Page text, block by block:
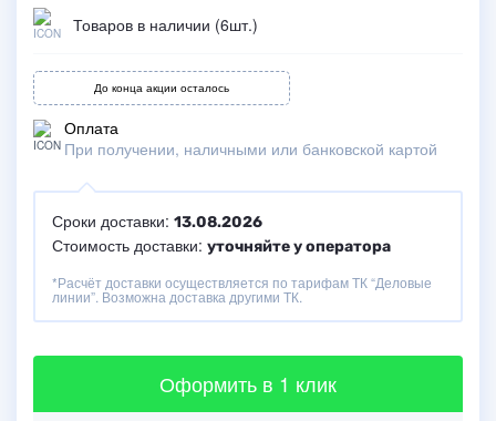
Товаров в наличии (6шт.)
До конца акции осталось
Оплата
При получении, наличными или банковской картой
Сроки доставки: 13.08.2026
Стоимость доставки: уточняйте у оператора
*Расчёт доставки осуществляется по тарифам ТК “Деловые
линии”. Возможна доставка другими ТК.
Оформить в 1 клик